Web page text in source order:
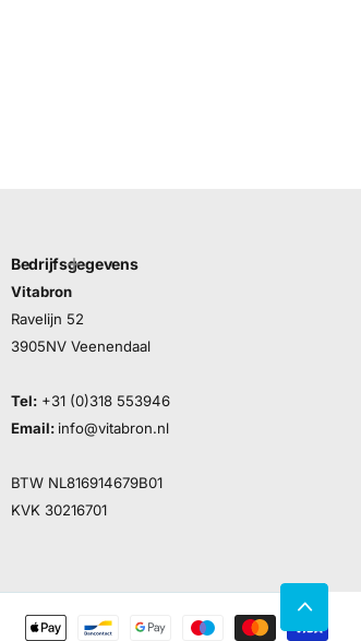
Bedrijfsgegevens
Vitabron
Ravelijn 52
3905NV Veenendaal
Tel: +31 (0)318 553946
Email: info@vitabron.nl
BTW NL816914679B01
KVK 30216701